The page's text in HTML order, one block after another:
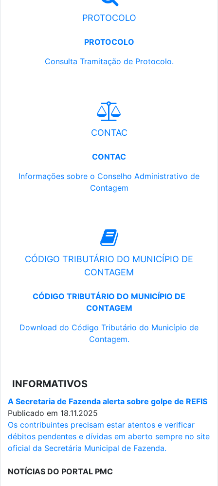
PROTOCOLO
PROTOCOLO
Consulta Tramitação de Protocolo.
CONTAC
CONTAC
Informações sobre o Conselho Administrativo de
Contagem
CÓDIGO TRIBUTÁRIO DO MUNICÍPIO DE
CONTAGEM
CÓDIGO TRIBUTÁRIO DO MUNICÍPIO DE
CONTAGEM
Download do Código Tributário do Município de
Contagem.
INFORMATIVOS
A Secretaria de Fazenda alerta sobre golpe de REFIS
Publicado em 18.11.2025
Os contribuintes precisam estar atentos e verificar
débitos pendentes e dívidas em aberto sempre no site
oficial da Secretária Municipal de Fazenda.
NOTÍCIAS DO PORTAL PMC